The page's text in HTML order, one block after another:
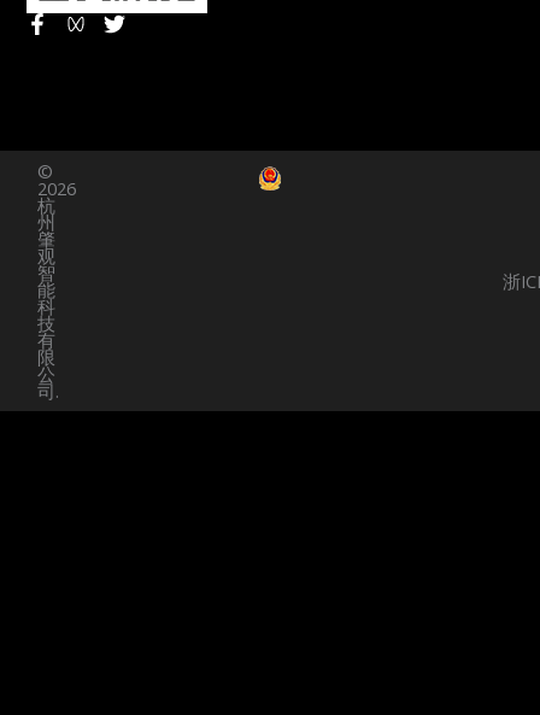
F
a
o
k
-
f
T
r
©
2026
杭
州
肇
观
智
能
科
技
有
限
公
司.
浙